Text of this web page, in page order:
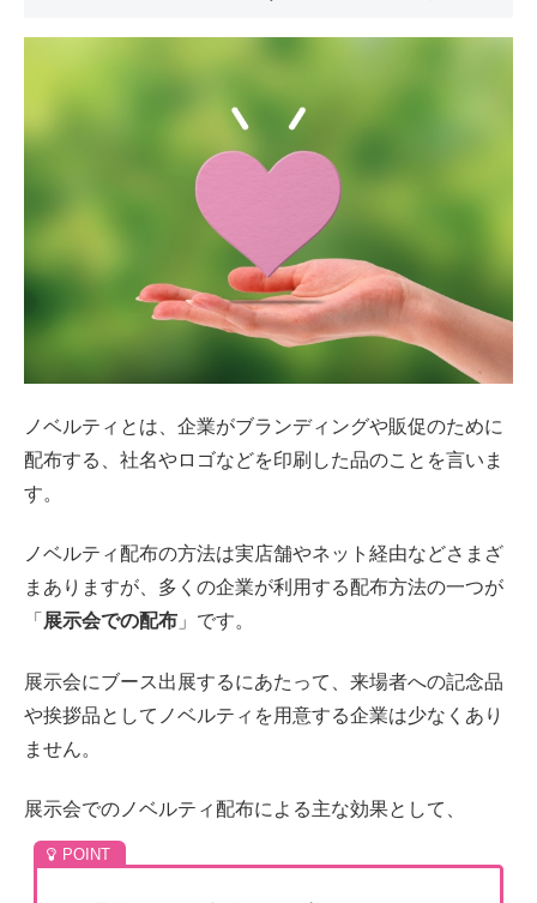
ノベルティとは、企業がブランディングや販促のために
配布する、社名やロゴなどを印刷した品のことを言いま
す。
ノベルティ配布の方法は実店舗やネット経由などさまざ
まありますが、多くの企業が利用する配布方法の一つが
「 展示会での配布 」です。
展示会にブース出展するにあたって、来場者への記念品
や挨拶品としてノベルティを用意する企業は少なくあり
ません。
展示会でのノベルティ配布による主な効果として、